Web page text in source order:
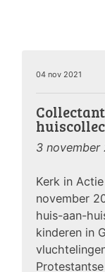
04 nov 2021
3 november
Kerk in
november
huis-aan-
kinderen in